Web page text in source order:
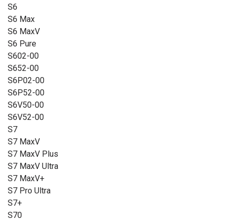
S6
S6 Max
S6 MaxV
S6 Pure
S602-00
S652-00
S6P02-00
S6P52-00
S6V50-00
S6V52-00
S7
S7 MaxV
S7 MaxV Plus
S7 MaxV Ultra
S7 MaxV+
S7 Pro Ultra
S7+
S70